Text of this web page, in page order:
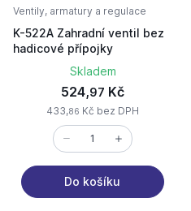
Ventily, armatury a regulace
K-522A Zahradní ventil bez
hadicové přípojky
Skladem
524,97 Kč
433,86 Kč bez DPH
Do košíku